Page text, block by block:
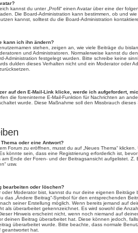
kannst du unter „Profil“ einen Avatar über eine der
Die Board-Administration kann bestimmen, ob und
kannst, solltest du die Board-Administration
kann ich ihn ändern?
stehen, zeigen an, wie viele Beiträge du
und Administratoren. Normalerweise kannst du
Administration festgelegt wurden. Bitte schreibe keine
dulden dieses Verhalten nicht und ein Moderator oder
auf den E-Mail-Link klicke, werde ich aufgefordert,
die foreninterne E-Mail-Funktion für Nachrichten an
wurde. Diese Maßnahme soll den Missbrauch
oder eine Antwort?
Forum zu eröffnen, musst du auf „Neues Thema“
könnte sein, dass eine Registrierung erforderlich ist,
Ende der Foren- und der Beitragsansicht aufgelistet. Z.
usw.
bearbeiten oder löschen?
oder Moderator bist, kannst du nur deine eigenen
das „Ändere Beitrag“-Symbol für den entsprechenden
seiner Erstellung möglich. Wenn bereits jemand auf
als überarbeitet gekennzeichnet. Es wird sowohl die
Hinweis erscheint nicht, wenn noch niemand auf
deinen Beitrag überarbeitet hat. Diese können jedoch,
überarbeitet wurde. Bitte beachte, dass normale
hat.